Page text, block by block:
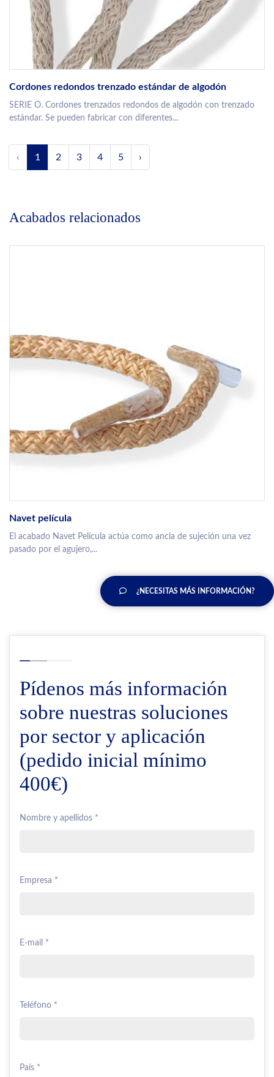
Cordones redondos trenzado estándar de algodón
SERIE O. Cordones trenzados redondos de algodón con trenzado
estándar. Se pueden fabricar con diferentes...
‹ 1 2 3 4 5 ›
Acabados relacionados
Navet película
El acabado Navet Película actúa como ancla de sujeción una vez
pasado por el agujero,...
¿NECESITAS MÁS INFORMACIÓN?
Pídenos más información
sobre nuestras soluciones
por sector y aplicación
(pedido inicial mínimo
400€)
Nombre y apellidos *
Empresa *
E-mail *
Teléfono *
País *